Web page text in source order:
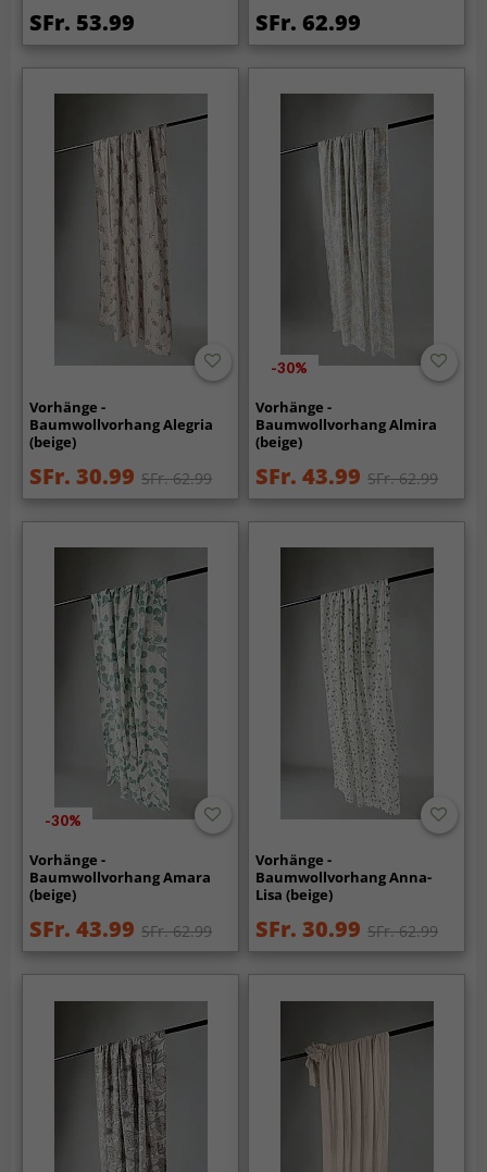
SFr. 53.99 SFr. 62.99
Vorhänge -
Baumwollvorhang Alegria
(beige)
SFr. 30.99 SFr. 62.99
-30%
Vorhänge -
Baumwollvorhang Almira
(beige)
SFr. 43.99 SFr. 62.99
-30%
Vorhänge -
Baumwollvorhang Amara
(beige)
SFr. 43.99 SFr. 62.99
Vorhänge -
Baumwollvorhang Anna-
Lisa (beige)
SFr. 30.99 SFr. 62.99